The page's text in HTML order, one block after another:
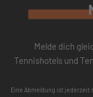
Melde dich
Tennishotels und
Eine Abmeldung ist